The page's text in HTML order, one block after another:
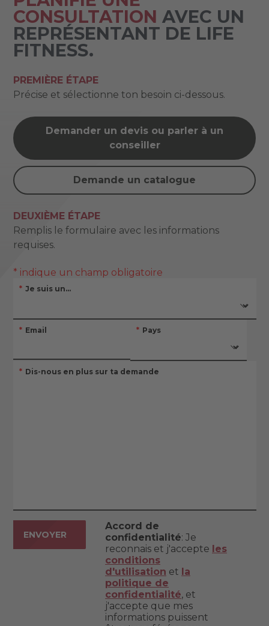
CONSULTATION AVEC UN
REPRÉSENTANT DE LIFE
FITNESS.
PREMIÈRE ÉTAPE
Précise et sélectionne ton besoin ci-dessous.
Demander un devis ou parler à un
conseiller
Demande un catalogue
DEUXIÈME ÉTAPE
Remplis le formulaire avec les informations
requises.